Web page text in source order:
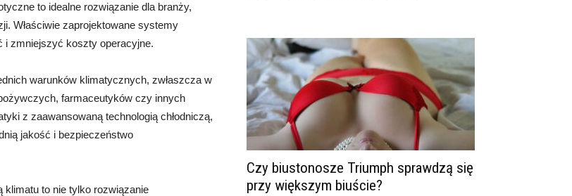
to idealne rozwiązanie dla branży,
Właściwie zaprojektowane systemy
i zmniejszyć koszty operacyjne.
warunków klimatycznych, zwłaszcza w
farmaceutyków czy innych
z zaawansowaną technologią chłodniczą,
jakość i bezpieczeństwo
klimatu to nie tylko rozwiązanie
Czy biustonosze Triumph sprawdzą się
przy większym biuście?